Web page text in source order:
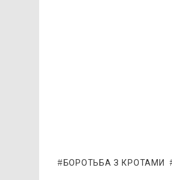
БОРОТЬБА З КРОТАМИ